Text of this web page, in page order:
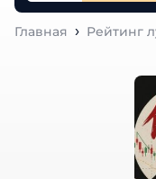
Главная
Рейтинг